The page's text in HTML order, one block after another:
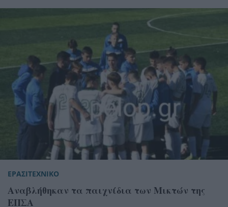
ΕΡΑΣΙΤΕΧΝΙΚΟ
Αναβλήθηκαν τα παιχνίδια των Μικτών της
ΕΠΣΑ